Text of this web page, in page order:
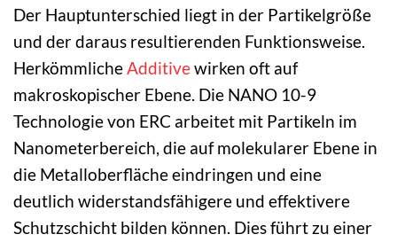
Der Hauptunterschied liegt in der Partikelgröße
und der daraus resultierenden Funktionsweise.
HerkömmlicheAdditivewirken oft auf
makroskopischer Ebene. Die NANO 10-9
Technologie von ERC arbeitet mit Partikeln im
Nanometerbereich, die auf molekularer Ebene in
die Metalloberfläche eindringen und eine
deutlich widerstandsfähigere und effektivere
Schutzschicht bilden können. Dies führt zu einer